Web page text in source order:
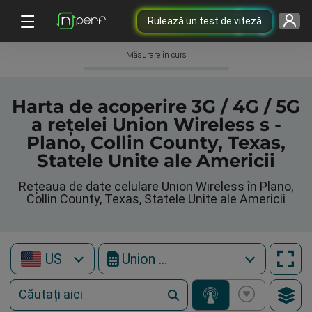
Rulează un test de viteză
Măsurare în curs
Harta de acoperire 3G / 4G / 5G
a rețelei Union Wireless s -
Plano, Collin County, Texas,
Statele Unite ale Americii
Rețeaua de date celulare Union Wireless în Plano,
Collin County, Texas, Statele Unite ale Americii
US Union Wireless